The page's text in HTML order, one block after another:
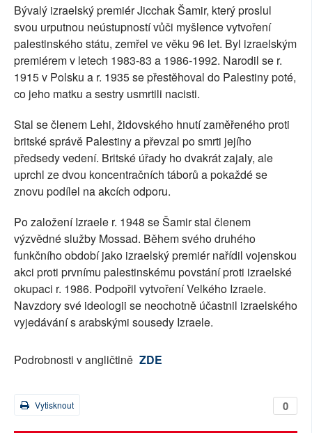
SOCIÁLNÍ SÍTĚ
RUBRIKY
PLNÁ VERZE STRÁNEK
Bývalý izraelský premiér Jicchak Šamir, který proslul
svou urputnou neústupností vůči myšlence vytvoření
palestinského státu, zemřel ve věku 96 let. Byl izraelským
premiérem v letech 1983-83 a 1986-1992. Narodil se r.
1915 v Polsku a r. 1935 se přestěhoval do Palestiny poté,
co jeho matku a sestry usmrtili nacisti.
Stal se členem Lehi, židovského hnutí zaměřeného proti
britské správě Palestiny a převzal po smrti jejího
předsedy vedení. Britské úřady ho dvakrát zajaly, ale
uprchl ze dvou koncentračních táborů a pokaždé se
znovu podílel na akcích odporu.
Po založení Izraele r. 1948 se Šamir stal členem
výzvědné služby Mossad. Během svého druhého
funkčního období jako izraelský premiér nařídil vojenskou
akci proti prvnímu palestinskému povstání proti izraelské
okupaci r. 1986. Podpořil vytvoření Velkého Izraele.
Navzdory své ideologii se neochotně účastnil izraelského
vyjedávání s arabskými sousedy Izraele.
Podrobnosti v angličtině ZDE
0
Vytisknout